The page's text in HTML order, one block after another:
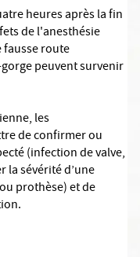
heures après la fin
de l'anesthésie
fausse route
peuvent survenir
les
de confirmer ou
(infection de valve,
la sévérité d’une
prothèse) et de